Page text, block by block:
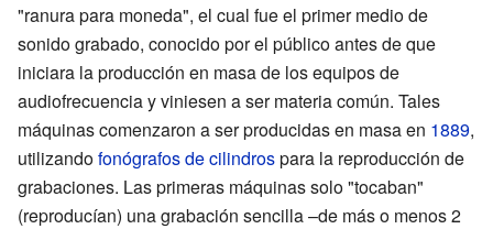
"ranura para moneda", el cual fue el primer medio de
sonido grabado, conocido por el público antes de que
iniciara la producción en masa de los equipos de
audiofrecuencia y viniesen a ser materia común. Tales
máquinas comenzaron a ser producidas en masa en 1889,
utilizandofonógrafos de cilindrospara la reproducción de
grabaciones. Las primeras máquinas solo "tocaban"
(reproducían) una grabación sencilla –de más o menos 2